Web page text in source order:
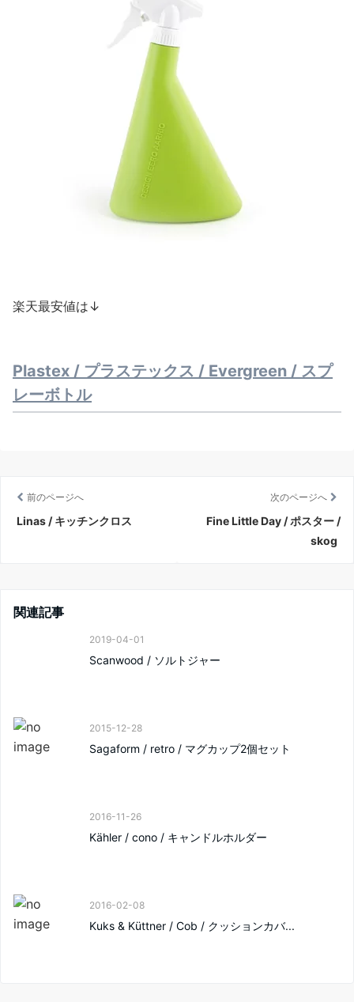
楽天最安値は↓
Plastex / プラステックス / Evergreen / スプ
レーボトル
前のページへ
Linas / キッチンクロス
次のページへ
Fine Little Day / ポスター /
skog
関連記事
2019-04-01
Scanwood / ソルトジャー
2015-12-28
Sagaform / retro / マグカップ2個セット
2016-11-26
Kähler / cono / キャンドルホルダー
2016-02-08
Kuks & Küttner / Cob / クッションカバ...